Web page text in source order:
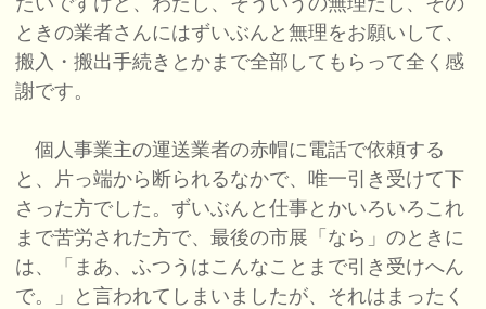
ときの業者さんにはずいぶんと無理をお願いして、
搬入・搬出手続きとかまで全部してもらって全く感
謝です。
個人事業主の運送業者の赤帽に電話で依頼する
と、片っ端から断られるなかで、唯一引き受けて下
さった方でした。ずいぶんと仕事とかいろいろこれ
まで苦労された方で、最後の市展「なら」のときに
は、「まあ、ふつうはこんなことまで引き受けへん
で。」と言われてしまいましたが、それはまったく